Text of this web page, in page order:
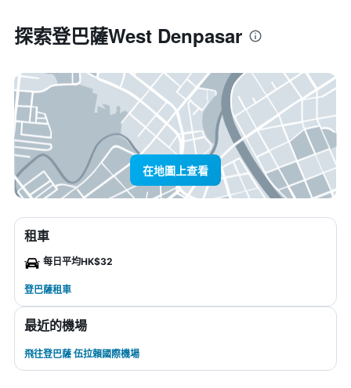
探索登巴薩West Denpasar
在地圖上查看
租車
每日平均HK$32
登巴薩租車
最近的機場
飛往登巴薩 伍拉賴國際機場